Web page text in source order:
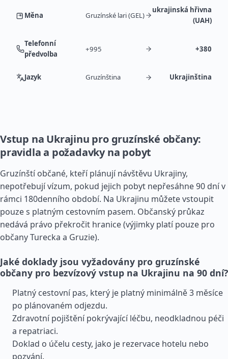
Měna Gruzínské lari (GEL)
ukrajinská hřivna
(UAH)
Telefonní
předvolba
+995 +380
Jazyk Gruzínština Ukrajinština
Vstup na Ukrajinu pro gruzínské občany:
pravidla a požadavky na pobyt
Gruzínští občané, kteří plánují návštěvu Ukrajiny,
nepotřebují vízum, pokud jejich pobyt nepřesáhne 90 dní v
rámci 180denního období. Na Ukrajinu můžete vstoupit
pouze s platným cestovním pasem. Občanský průkaz
nedává právo překročit hranice (výjimky platí pouze pro
občany Turecka a Gruzie).
Jaké doklady jsou vyžadovány pro gruzínské
občany pro bezvízový vstup na Ukrajinu na 90 dní?
Platný cestovní pas, který je platný minimálně 3 měsíce
po plánovaném odjezdu.
Zdravotní pojištění pokrývající léčbu, neodkladnou péči
a repatriaci.
Doklad o účelu cesty, jako je rezervace hotelu nebo
pozvání.